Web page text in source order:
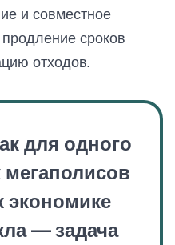
и совместное
сроков
отходов.
для одного
экономике
— задача